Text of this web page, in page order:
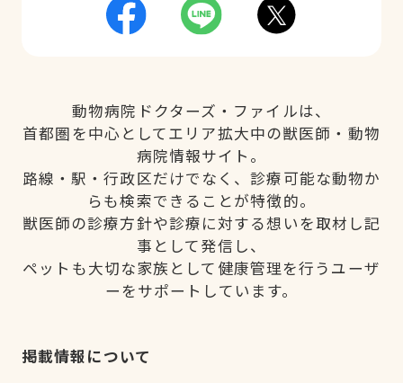
動物病院ドクターズ・ファイルは、
首都圏を中心としてエリア拡大中の獣医師・動物
病院情報サイト。
路線・駅・行政区だけでなく、診療可能な動物か
らも検索できることが特徴的。
獣医師の診療方針や診療に対する想いを取材し記
事として発信し、
ペットも大切な家族として健康管理を行うユーザ
ーをサポートしています。
掲載情報について